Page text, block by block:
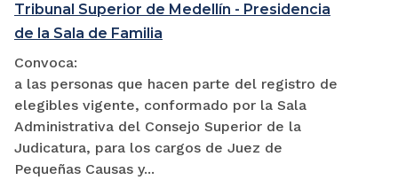
Tribunal Superior de Medellín - Presidencia
de la Sala de Familia
Convoca:
a las personas que hacen parte del registro de
elegibles vigente, conformado por la Sala
Administrativa del Consejo Superior de la
Judicatura, para los cargos de Juez de
Pequeñas Causas y...